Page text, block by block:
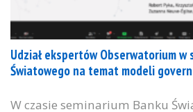
Udział ekspertów Obserwatorium w
Światowego na temat modeli
W czasie seminarium Banku